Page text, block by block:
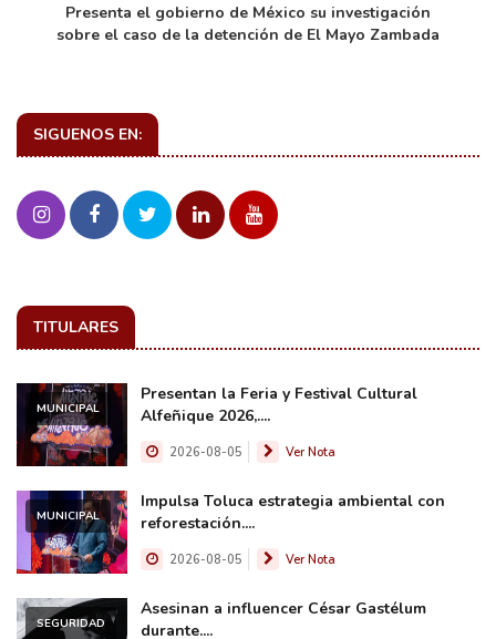
Presenta el gobierno de México su investigación
sobre el caso de la detención de El Mayo Zambada
SIGUENOS EN:
TITULARES
MUNICIPAL
Presentan la Feria y Festival Cultural
Alfeñique 2026,....
2026-08-05 Ver Nota
MUNICIPAL
Impulsa Toluca estrategia ambiental con
reforestación....
2026-08-05 Ver Nota
SEGURIDAD
Asesinan a influencer César Gastélum
durante....